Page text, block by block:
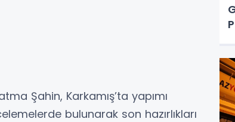
Şahin, Karkamış’ta yapımı
bulunarak son hazırlıkları